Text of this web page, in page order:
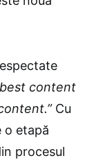
best content
Cu
o etapă
procesul